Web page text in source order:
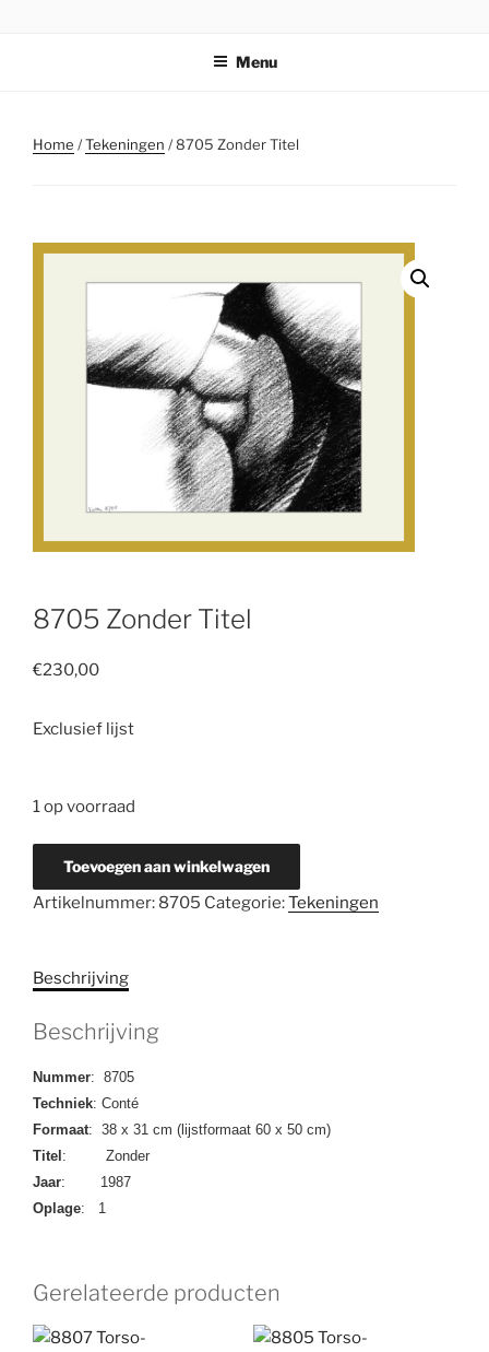
Menu
Home /Tekeningen / 8705 Zonder Titel
8705 Zonder Titel
€230,00
Exclusief lijst
1 op voorraad
8705
Titel
Toevoegen aan winkelwagen
Artikelnummer: 8705 Categorie:Tekeningen
Beschrijving
Beschrijving
Nummer: 8705
Techniek: Conté
Formaat: 38 x 31 cm (lijstformaat 60 x 50 cm)
Titel : Zonder
Jaar: 1987
Oplage: 1
Gerelateerde producten